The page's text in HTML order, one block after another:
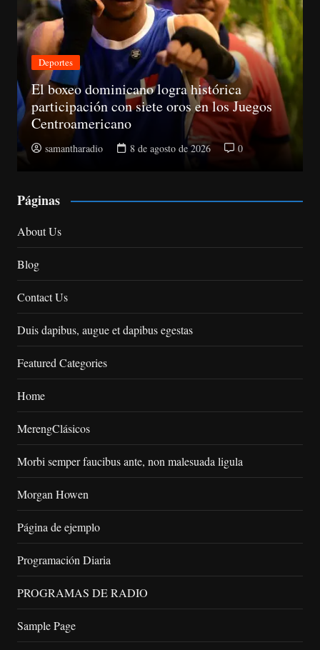
Deportes
El boxeo dominicano logra histórica
participación con siete oros en los Juegos
Centroamericano
samantharadio 8 de agosto de 2026 0
Páginas
About Us
Blog
Contact Us
Duis dapibus, augue et dapibus egestas
Featured Categories
Home
MerengClásicos
Morbi semper faucibus ante, non malesuada ligula
Morgan Howen
Página de ejemplo
Programación Diaria
PROGRAMAS DE RADIO
Sample Page